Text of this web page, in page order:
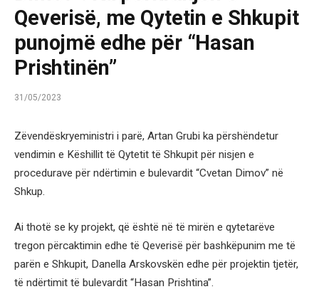
Qeverisë, me Qytetin e Shkupit
punojmë edhe për “Hasan
Prishtinën”
31/05/2023
Zëvendëskryeministri i parë, Artan Grubi ka përshëndetur
vendimin e Këshillit të Qytetit të Shkupit për nisjen e
procedurave për ndërtimin e bulevardit “Cvetan Dimov” në
Shkup.
Ai thotë se ky projekt, që është në të mirën e qytetarëve
tregon përcaktimin edhe të Qeverisë për bashkëpunim me të
parën e Shkupit, Danella Arskovskën edhe për projektin tjetër,
të ndërtimit të bulevardit “Hasan Prishtina”.